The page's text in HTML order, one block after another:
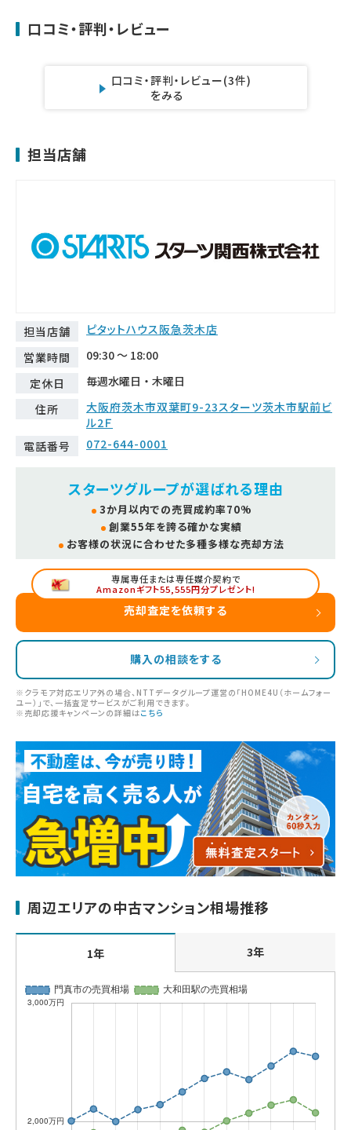
口コミ・評判・レビュー
口コミ・評判・レビュー
をみる
(3件)
担当店舗
担当店舗
ピタットハウス阪急茨木店
営業時間
09:30 ～ 18:00
定休日
毎週水曜日・木曜日
住所
大阪府茨木市双葉町9-23スターツ茨木市駅前ビ
ル2Ｆ
電話番号
072-644-0001
スターツグループが選ばれる理由
3か月以内での売買成約率70%
創業55年を誇る確かな実績
お客様の状況に合わせた多種多様な売却方法
専属専任または専任媒介契約で
Amazonギフト55,555円分プレゼント!
売却査定を依頼する
購入の相談をする
※クラモア対応エリア外の場合、NTTデータグループ運営の「HOME4U（ホームフォー
ユー）」で、一括査定サービスがご利用できます。
※売却応援キャンペーンの詳細はこちら
周辺エリアの中古マンション相場推移
1年 3年